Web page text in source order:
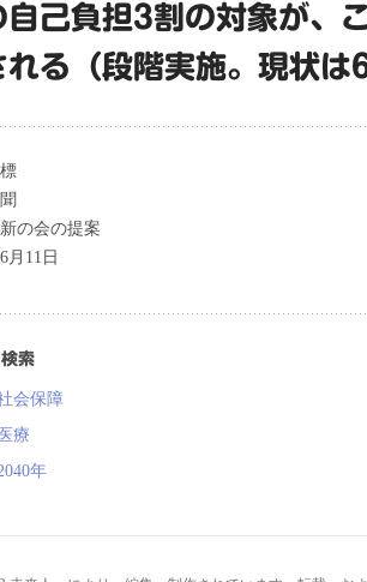
自己負担3割の対象が、
れる（段階実施。現状は
の会の提案
月11日
索
会保障
療
年